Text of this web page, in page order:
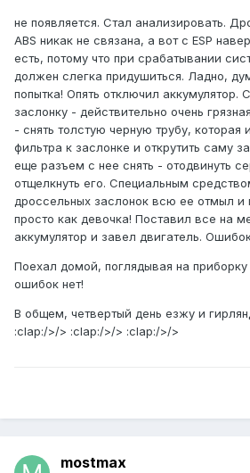
не появляется. Стал анализировать.
ABS никак не связана, а вот с ESP
есть, потому что при срабатывании
должен слегка придушиться. Ладно,
попытка! Опять отключил аккумулятор.
заслонку - действительно очень
- снять толстую черную трубу, которая
фильтра к заслонке и открутить саму
еще разъем с нее снять - отодвинуть
отщелкнуть его. Специальным
дроссельных заслонок всю ее отмыл и
просто как девочка! Поставил все на
аккумулятор и завел двигатель.
Поехал домой, поглядывая на
ошибок нет!
В общем, четвертый день езжу и
:clap:/>/> :clap:/>/> :clap:/>/>
mostmax